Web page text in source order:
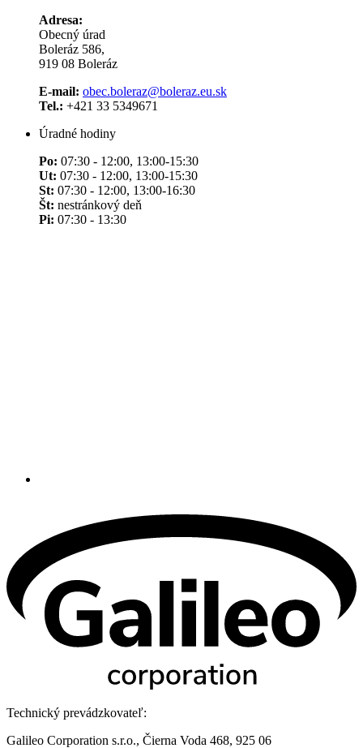
Adresa:
Obecný úrad
Boleráz 586,
919 08 Boleráz
E-mail: obec.boleraz@boleraz.eu.sk
Tel.: +421 33 5349671
Úradné hodiny
Po: 07:30 - 12:00, 13:00-15:30
Ut: 07:30 - 12:00, 13:00-15:30
St: 07:30 - 12:00, 13:00-16:30
Št: nestránkový deň
Pi: 07:30 - 13:30
Technický prevádzkovateľ:
Galileo Corporation s.r.o., Čierna Voda 468, 925 06